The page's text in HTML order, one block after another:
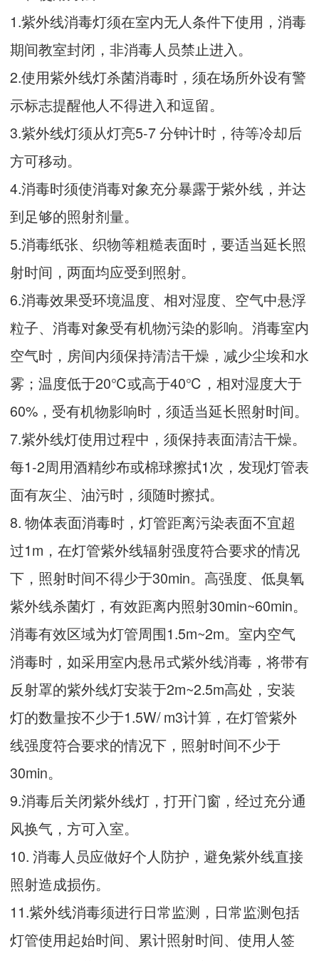
1.紫外线消毒灯须在室内无人条件下使用，消毒
期间教室封闭，非消毒人员禁止进入。
2.使用紫外线灯杀菌消毒时，须在场所外设有警
示标志提醒他人不得进入和逗留。
3.紫外线灯须从灯亮5-7 分钟计时，待等冷却后
方可移动。
4.消毒时须使消毒对象充分暴露于紫外线，并达
到足够的照射剂量。
5.消毒纸张、织物等粗糙表面时，要适当延长照
射时间，两面均应受到照射。
6.消毒效果受环境温度、相对湿度、空气中悬浮
粒子、消毒对象受有机物污染的影响。消毒室内
空气时，房间内须保持清洁干燥，减少尘埃和水
雾；温度低于20℃或高于40℃，相对湿度大于
60%，受有机物影响时，须适当延长照射时间。
7.紫外线灯使用过程中，须保持表面清洁干燥。
每1-2周用酒精纱布或棉球擦拭1次，发现灯管表
面有灰尘、油污时，须随时擦拭。
8. 物体表面消毒时，灯管距离污染表面不宜超
过1m，在灯管紫外线辐射强度符合要求的情况
下，照射时间不得少于30min。高强度、低臭氧
紫外线杀菌灯，有效距离内照射30min~60min。
消毒有效区域为灯管周围1.5m~2m。室内空气
消毒时，如采用室内悬吊式紫外线消毒，将带有
反射罩的紫外线灯安装于2m~2.5m高处，安装
灯的数量按不少于1.5W/ m3计算，在灯管紫外
线强度符合要求的情况下，照射时间不少于
30min。
9.消毒后关闭紫外线灯，打开门窗，经过充分通
风换气，方可入室。
10. 消毒人员应做好个人防护，避免紫外线直接
照射造成损伤。
11.紫外线消毒须进行日常监测，日常监测包括
灯管使用起始时间、累计照射时间、使用人签